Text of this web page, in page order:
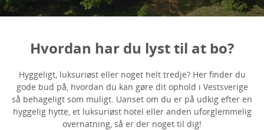
Hvordan har du lyst til at bo?
Hyggeligt, luksuriøst eller noget helt tredje? Her finder du
gode bud på, hvordan du kan gøre dit ophold i Vestsverige
så behageligt som muligt. Uanset om du er på udkig efter en
hyggelig hytte, et luksuriøst hotel eller anden uforglemmelig
overnatning, så er der noget til dig!